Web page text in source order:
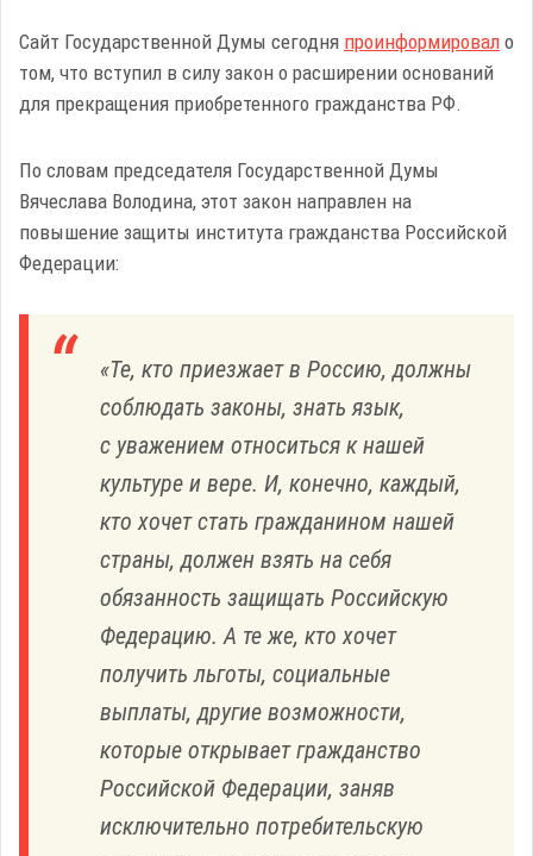
Сайт Государственной Думы сегодня проинформировал о
том, что вступил в силу закон о расширении оснований
для прекращения приобретенного гражданства РФ.
По словам председателя Государственной Думы
Вячеслава Володина, этот закон направлен на
повышение защиты института гражданства Российской
Федерации:
«Те, кто приезжает в Россию, должны
соблюдать законы, знать язык,
с уважением относиться к нашей
культуре и вере. И, конечно, каждый,
кто хочет стать гражданином нашей
страны, должен взять на себя
обязанность защищать Российскую
Федерацию. А те же, кто хочет
получить льготы, социальные
выплаты, другие возможности,
которые открывает гражданство
Российской Федерации, заняв
исключительно потребительскую